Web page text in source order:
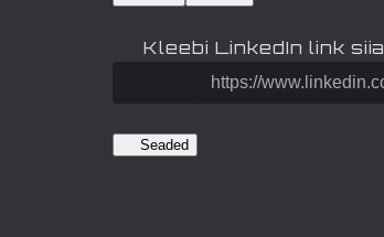
Kleebi LinkedIn link siia
Seaded